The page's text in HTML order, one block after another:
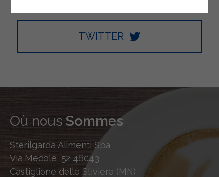
TWITTER
Où nous Sommes
Sterilgarda Alimenti Spa
Via Medole, 52 46043
Castiglione delle Stiviere (MN)